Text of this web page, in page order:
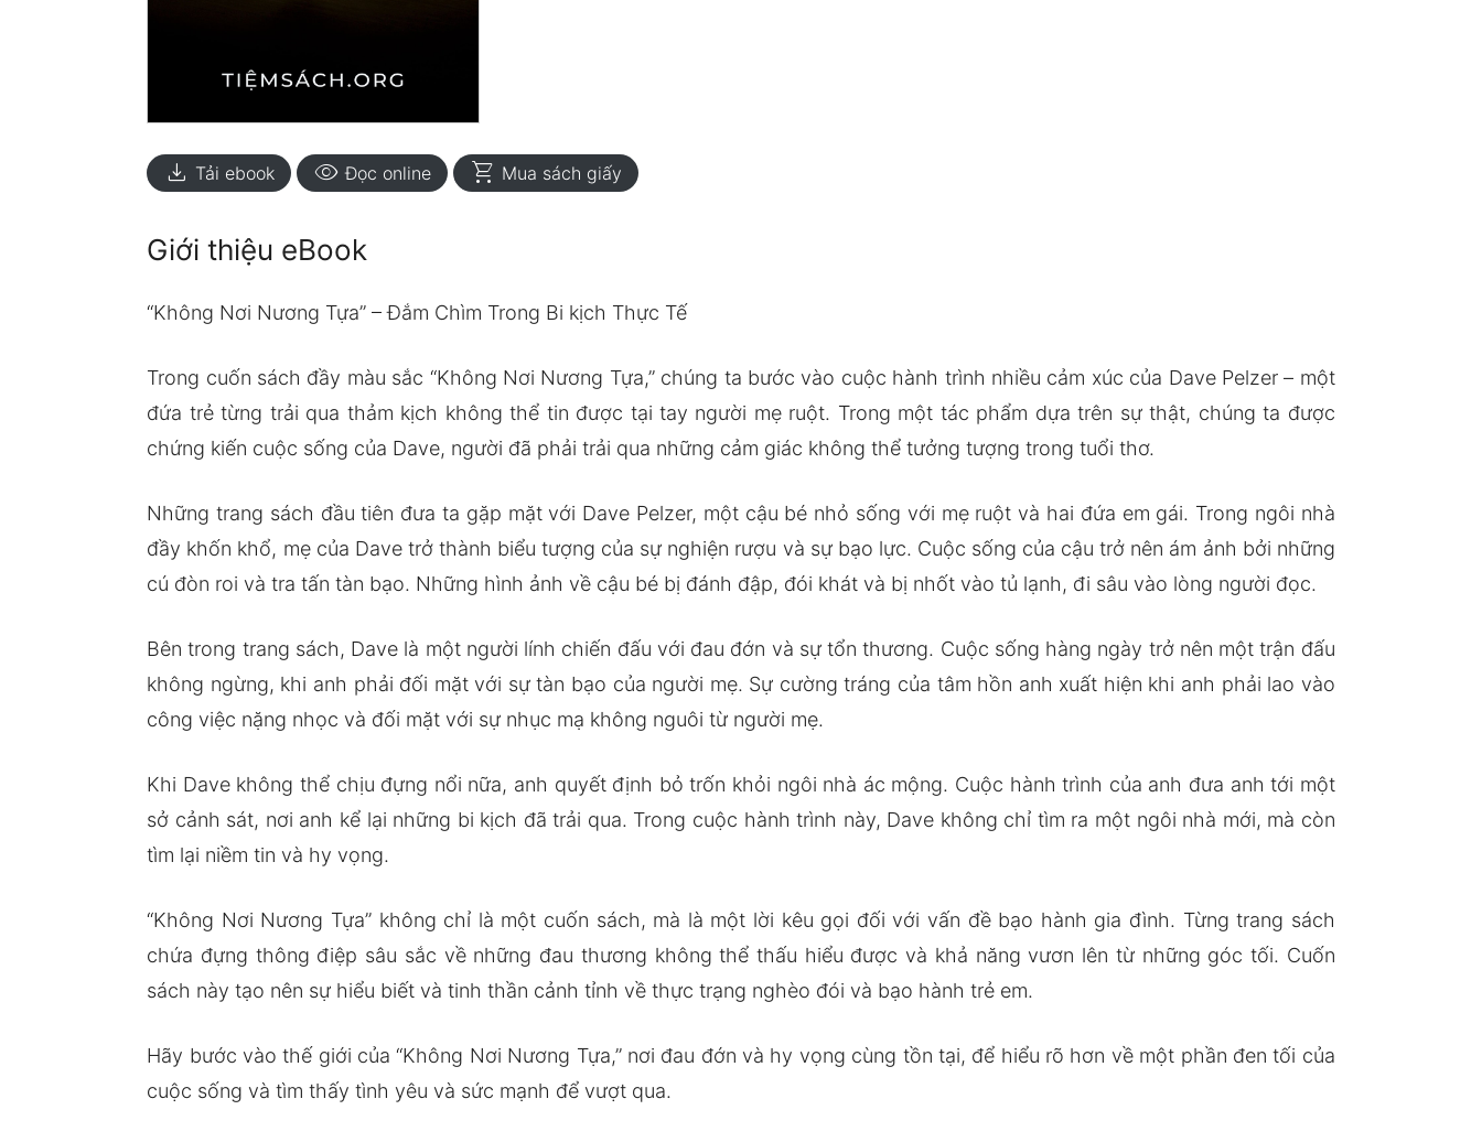
download Tải ebook visibility Đọc online shopping_cart Mua sách giấy
Giới thiệu eBook
“Không Nơi Nương Tựa” – Đắm Chìm Trong Bi kịch Thực Tế
Trong cuốn sách đầy màu sắc “Không Nơi Nương Tựa,” chúng ta bước vào cuộc hành trình nhiều cảm xúc của Dave Pelzer – một
đứa trẻ từng trải qua thảm kịch không thể tin được tại tay người mẹ ruột. Trong một tác phẩm dựa trên sự thật, chúng ta được
chứng kiến cuộc sống của Dave, người đã phải trải qua những cảm giác không thể tưởng tượng trong tuổi thơ.
Những trang sách đầu tiên đưa ta gặp mặt với Dave Pelzer, một cậu bé nhỏ sống với mẹ ruột và hai đứa em gái. Trong ngôi nhà
đầy khốn khổ, mẹ của Dave trở thành biểu tượng của sự nghiện rượu và sự bạo lực. Cuộc sống của cậu trở nên ám ảnh bởi những
cú đòn roi và tra tấn tàn bạo. Những hình ảnh về cậu bé bị đánh đập, đói khát và bị nhốt vào tủ lạnh, đi sâu vào lòng người đọc.
Bên trong trang sách, Dave là một người lính chiến đấu với đau đớn và sự tổn thương. Cuộc sống hàng ngày trở nên một trận đấu
không ngừng, khi anh phải đối mặt với sự tàn bạo của người mẹ. Sự cường tráng của tâm hồn anh xuất hiện khi anh phải lao vào
công việc nặng nhọc và đối mặt với sự nhục mạ không nguôi từ người mẹ.
Khi Dave không thể chịu đựng nổi nữa, anh quyết định bỏ trốn khỏi ngôi nhà ác mộng. Cuộc hành trình của anh đưa anh tới một
sở cảnh sát, nơi anh kể lại những bi kịch đã trải qua. Trong cuộc hành trình này, Dave không chỉ tìm ra một ngôi nhà mới, mà còn
tìm lại niềm tin và hy vọng.
“Không Nơi Nương Tựa” không chỉ là một cuốn sách, mà là một lời kêu gọi đối với vấn đề bạo hành gia đình. Từng trang sách
chứa đựng thông điệp sâu sắc về những đau thương không thể thấu hiểu được và khả năng vươn lên từ những góc tối. Cuốn
sách này tạo nên sự hiểu biết và tinh thần cảnh tỉnh về thực trạng nghèo đói và bạo hành trẻ em.
Hãy bước vào thế giới của “Không Nơi Nương Tựa,” nơi đau đớn và hy vọng cùng tồn tại, để hiểu rõ hơn về một phần đen tối của
cuộc sống và tìm thấy tình yêu và sức mạnh để vượt qua.